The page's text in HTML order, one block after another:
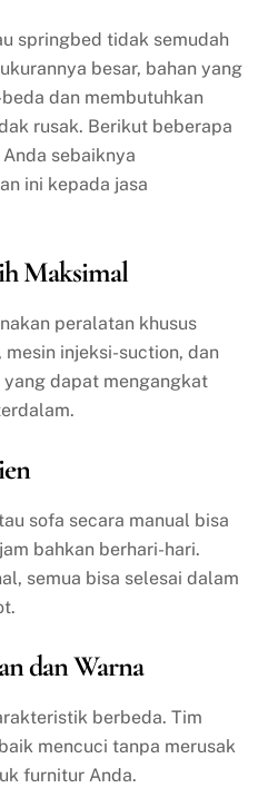
springbed tidak semudah
besar, bahan yang
dan membutuhkan
rusak. Berikut beberapa
sebaiknya
ini kepada jasa
Maksimal
peralatan khusus
, mesin injeksi-suction, dan
dapat mengangkat
sofa secara manual bisa
bahkan berhari-hari.
semua bisa selesai dalam
dan Warna
berbeda. Tim
mencuci tanpa merusak
furnitur Anda.